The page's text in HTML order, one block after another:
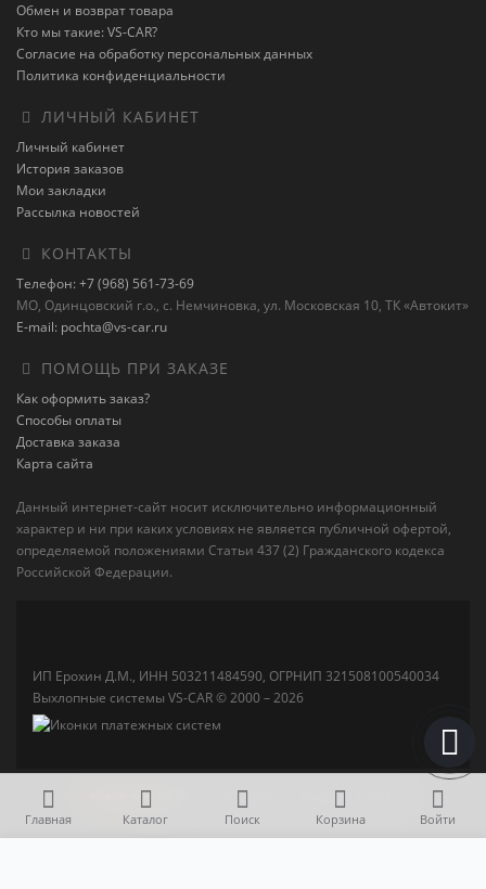
Главная Каталог Поиск Корзина Войти
Обмен и возврат товара
Кто мы такие: VS-CAR?
Согласие на обработку персональных данных
Политика конфиденциальности
ЛИЧНЫЙ КАБИНЕТ
Личный кабинет
История заказов
Мои закладки
Рассылка новостей
КОНТАКТЫ
Телефон: +7 (968) 561-73-69
МО, Одинцовский г.о., с. Немчиновка, ул. Московская 10, ТК «Автокит»
E-mail: pochta@vs-car.ru
ПОМОЩЬ ПРИ ЗАКАЗЕ
Как оформить заказ?
Способы оплаты
Доставка заказа
Карта сайта
Данный интернет-сайт носит исключительно информационный
характер и ни при каких условиях не является публичной офертой,
определяемой положениями Статьи 437 (2) Гражданского кодекса
Российской Федерации.
ИП Ерохин Д.М., ИНН 503211484590, ОГРНИП 321508100540034
Выхлопные системы VS-CAR © 2000 – 2026
★★★★★ — Отзывы на Яндекс Картах